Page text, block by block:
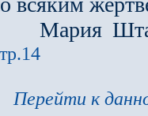
Мария
Перейти к